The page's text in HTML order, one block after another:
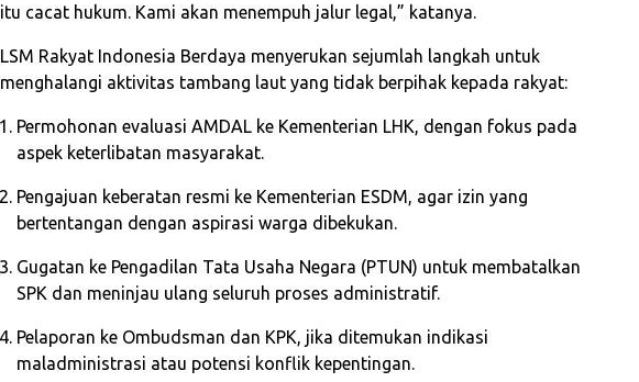
itu cacat hukum. Kami akan menempuh jalur legal,” katanya.
LSM Rakyat Indonesia Berdaya menyerukan sejumlah langkah untuk
menghalangi aktivitas tambang laut yang tidak berpihak kepada rakyat:
Permohonan evaluasi AMDAL ke Kementerian LHK, dengan fokus pada
aspek keterlibatan masyarakat.
Pengajuan keberatan resmi ke Kementerian ESDM, agar izin yang
bertentangan dengan aspirasi warga dibekukan.
Gugatan ke Pengadilan Tata Usaha Negara (PTUN) untuk membatalkan
SPK dan meninjau ulang seluruh proses administratif.
Pelaporan ke Ombudsman dan KPK, jika ditemukan indikasi
maladministrasi atau potensi konflik kepentingan.